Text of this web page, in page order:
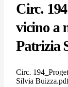
Circ.
vicino a
Patrizia
Circ.
Silvia